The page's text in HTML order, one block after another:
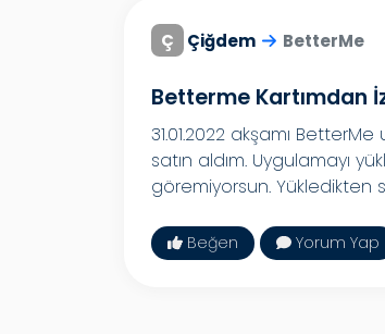
Ç Çiğdem BetterMe
Betterme Kartımdan
31.01.2022 akşamı
satın aldım. Uygulamayı
göremiyorsun. Yükledikten
Beğen Yorum Yap